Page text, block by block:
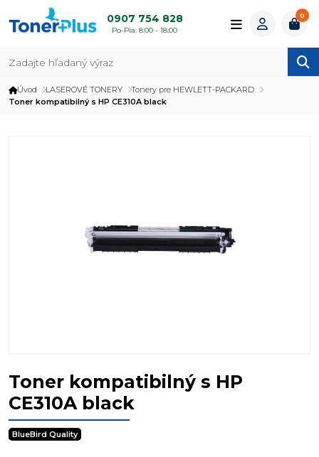
0907 754 828
Po-Pia: 8:00 - 18:00
0
Úvod LASEROVÉ TONERY
Tonery pre HEWLETT-PACKARD
Toner kompatibilný s HP CE310A black
Toner kompatibilný s HP
CE310A black
BlueBird Quality